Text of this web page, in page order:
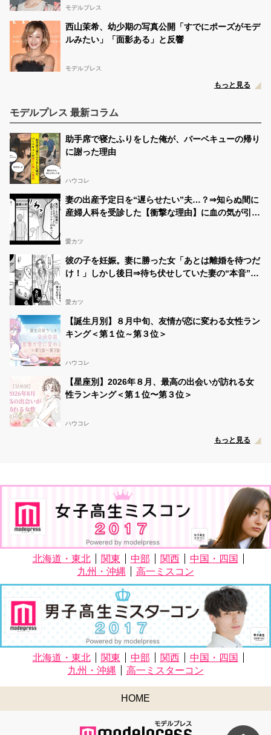
モデルプレス
西山茉希、幼少期の写真公開「すでにポーズがモデ
ルみたい」「面影ある」と反響
モデルプレス
もっと見る
モデルプレス 最新コラム
助手席で寝たふりをした俺が、バーベキューの帰り
に謝った理由
ハウコレ
妻の出産予定日を“遅らせたい”夫…？⇒知らぬ間に
産婦人科を受診した【衝撃な理由】に血の気が引い
愛カツ
彼の子を妊娠。妻に勝った女「あとは離婚を待つだ
け！」しかし後日⇒待ち伏せしていた妻の“本音”に
愛カツ
【誕生月別】８月中旬、友情が恋に変わる女性ラン
キング＜第１位～第３位＞
ハウコレ
【星座別】2026年８月、最高の出会いが訪れる女
性ランキング＜第１位〜第３位＞
ハウコレ
もっと見る
北海道・東北 関東 中部 関西
中国・四国
九州・沖縄
高一ミスコン
北海道・東北 関東 中部 関西
中国・四国
九州・沖縄
高一ミスターコン
HOME